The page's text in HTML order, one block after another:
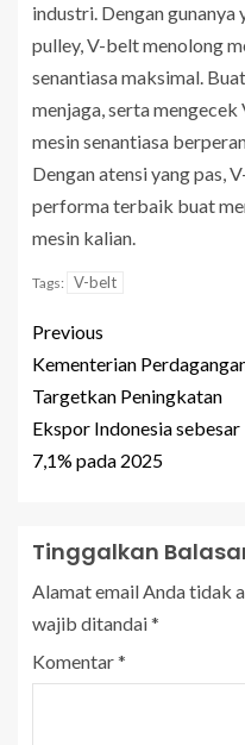
industri. Dengan
pulley, V-belt menolong
senantiasa maksimal.
menjaga, serta
mesin senantiasa
Dengan atensi yang pas,
performa terbaik buat
mesin kalian.
Tags: V-belt
Previous
Kementerian
Targetkan Peningkatan
Ekspor Indonesia sebesar
7,1% pada 2025
Tinggalkan
Alamat email Anda tidak
wajib ditandai*
Komentar*